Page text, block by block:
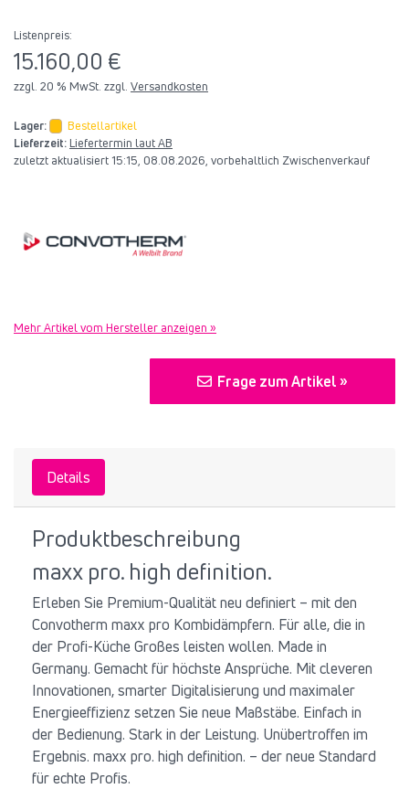
Listenpreis:
15.160,00 €
zzgl. 20 % MwSt. zzgl. Versandkosten
Lager:
Bestellartikel
Lieferzeit: Liefertermin laut AB
zuletzt aktualisiert 15:15, 08.08.2026, vorbehaltlich Zwischenverkauf
Mehr Artikel vom Hersteller anzeigen »
Frage zum Artikel »
Details
Produktbeschreibung
maxx pro. high definition.
Erleben Sie Premium-Qualität neu definiert – mit den
Convotherm maxx pro Kombidämpfern. Für alle, die in
der Profi-Küche Großes leisten wollen. Made in
Germany. Gemacht für höchste Ansprüche. Mit cleveren
Innovationen, smarter Digitalisierung und maximaler
Energieeffizienz setzen Sie neue Maßstäbe. Einfach in
der Bedienung. Stark in der Leistung. Unübertroffen im
Ergebnis. maxx pro. high definition. – der neue Standard
für echte Profis.